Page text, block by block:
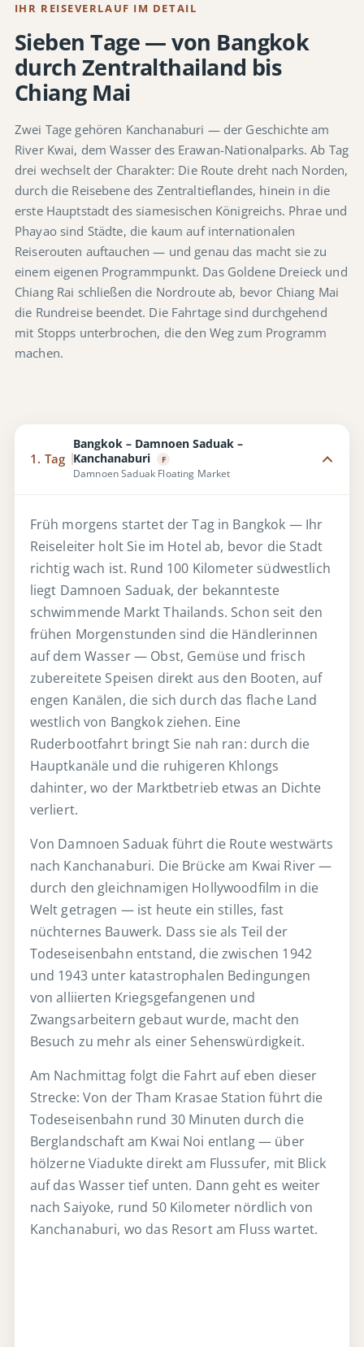
IHR REISEVERLAUF IM DETAIL
Sieben Tage — von Bangkok
durch Zentralthailand bis
Chiang Mai
Zwei Tage gehören Kanchanaburi — der Geschichte am
River Kwai, dem Wasser des Erawan-Nationalparks. Ab Tag
drei wechselt der Charakter: Die Route dreht nach Norden,
durch die Reisebene des Zentraltieflandes, hinein in die
erste Hauptstadt des siamesischen Königreichs. Phrae und
Phayao sind Städte, die kaum auf internationalen
Reiserouten auftauchen — und genau das macht sie zu
einem eigenen Programmpunkt. Das Goldene Dreieck und
Chiang Rai schließen die Nordroute ab, bevor Chiang Mai
die Rundreise beendet. Die Fahrtage sind durchgehend
mit Stopps unterbrochen, die den Weg zum Programm
machen.
1. Tag
Bangkok – Damnoen Saduak –
Kanchanaburi
F
Damnoen Saduak Floating Market
Früh morgens startet der Tag in Bangkok — Ihr
Reiseleiter holt Sie im Hotel ab, bevor die Stadt
richtig wach ist. Rund 100 Kilometer südwestlich
liegt Damnoen Saduak, der bekannteste
schwimmende Markt Thailands. Schon seit den
frühen Morgenstunden sind die Händlerinnen
auf dem Wasser — Obst, Gemüse und frisch
zubereitete Speisen direkt aus den Booten, auf
engen Kanälen, die sich durch das flache Land
westlich von Bangkok ziehen. Eine
Ruderbootfahrt bringt Sie nah ran: durch die
Hauptkanäle und die ruhigeren Khlongs
dahinter, wo der Marktbetrieb etwas an Dichte
verliert.
Von Damnoen Saduak führt die Route westwärts
nach Kanchanaburi. Die Brücke am Kwai River —
durch den gleichnamigen Hollywoodfilm in die
Welt getragen — ist heute ein stilles, fast
nüchternes Bauwerk. Dass sie als Teil der
Todeseisenbahn entstand, die zwischen 1942
und 1943 unter katastrophalen Bedingungen
von alliierten Kriegsgefangenen und
Zwangsarbeitern gebaut wurde, macht den
Besuch zu mehr als einer Sehenswürdigkeit.
Am Nachmittag folgt die Fahrt auf eben dieser
Strecke: Von der Tham Krasae Station führt die
Todeseisenbahn rund 30 Minuten durch die
Berglandschaft am Kwai Noi entlang — über
hölzerne Viadukte direkt am Flussufer, mit Blick
auf das Wasser tief unten. Dann geht es weiter
nach Saiyoke, rund 50 Kilometer nördlich von
Kanchanaburi, wo das Resort am Fluss wartet.